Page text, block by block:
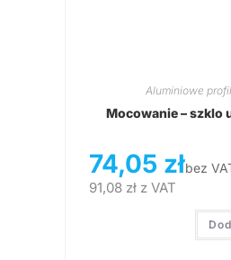
Aluminiowe
Mocowanie –
74,05 złbez
91,08 zł z VAT